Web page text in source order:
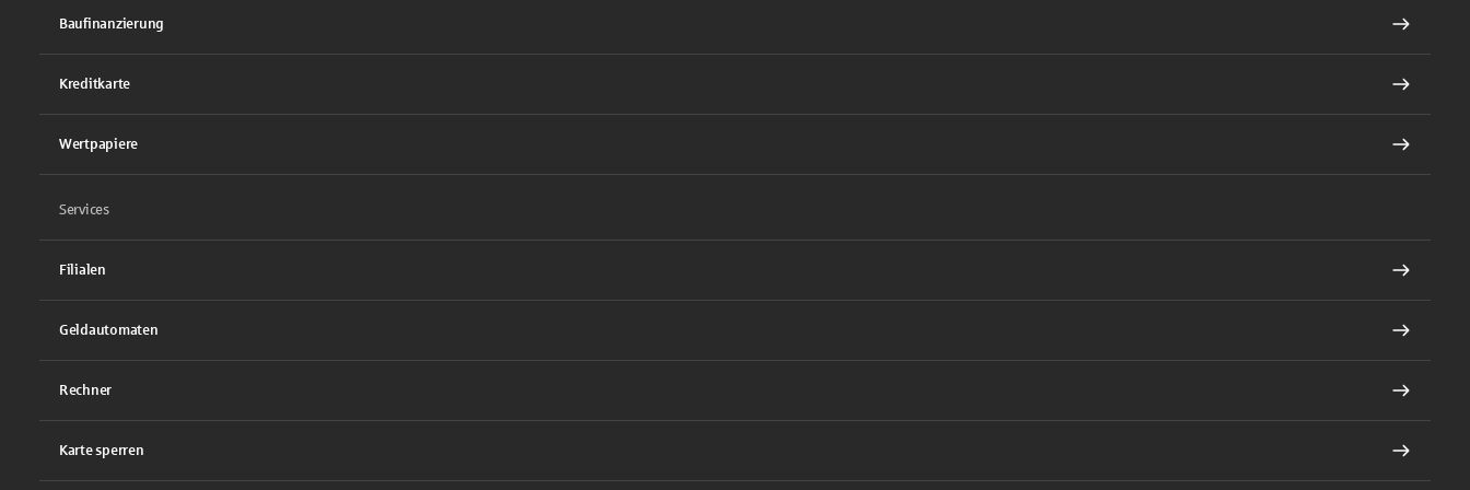
Baufinanzierung
Kreditkarte
Wertpapiere
Services
Filialen
Geldautomaten
Rechner
Karte sperren